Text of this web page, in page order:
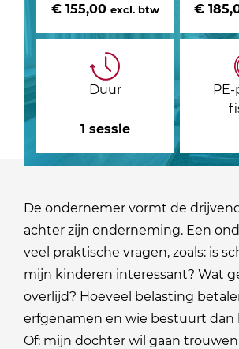
€ 155,00 excl. btw
€
Duur
1 sessie
De ondernemer vormt de
achter zijn onderneming. Een
veel praktische vragen, zoals: is
mijn kinderen interessant? Wat
overlijd? Hoeveel belasting
erfgenamen en wie bestuurt dan
Of: mijn dochter wil gaan